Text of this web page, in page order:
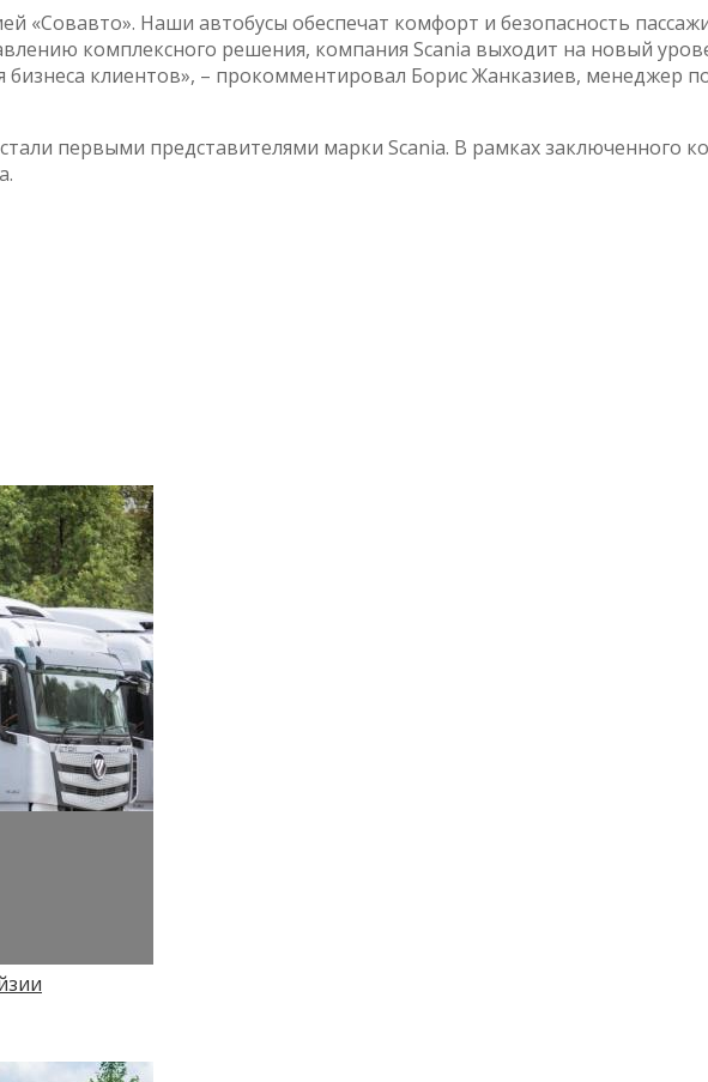
«Совавто». Наши автобусы обеспечат комфорт и безопасность
комплексного решения, компания Scania выходит на новый
клиентов», – прокомментировал Борис Жанказиев, менеджер
первыми представителями марки Scania. В рамках заключенного